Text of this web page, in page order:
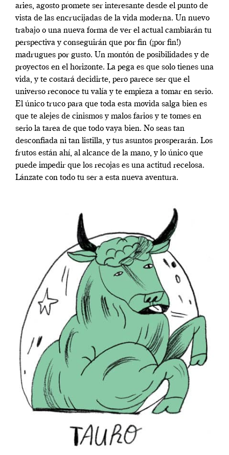
aries, agosto promete ser interesante desde el punto de
vista de las encrucijadas de la vida moderna. Un nuevo
trabajo o una nueva forma de ver el actual cambiarán tu
perspectiva y conseguirán que por fin (¡por fin!)
madrugues por gusto. Un montón de posibilidades y de
proyectos en el horizonte. La pega es que solo tienes una
vida, y te costará decidirte, pero parece ser que el
universo reconoce tu valía y te empieza a tomar en serio.
El único truco para que toda esta movida salga bien es
que te alejes de cinismos y malos farios y te tomes en
serio la tarea de que todo vaya bien. No seas tan
desconfiada ni tan listilla, y tus asuntos prosperarán. Los
frutos están ahí, al alcance de la mano, y lo único que
puede impedir que los recojas es una actitud recelosa.
Lánzate con todo tu ser a esta nueva aventura.